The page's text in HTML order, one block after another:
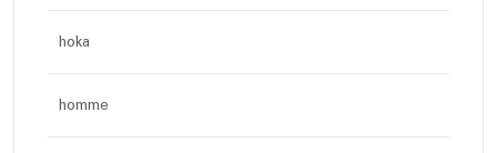
hoka
homme